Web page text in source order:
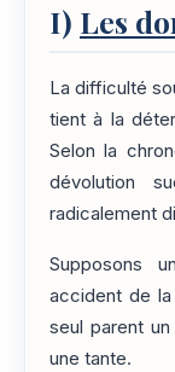
I) Les
La difficulté
tient à la
Selon la
dévolution
radicalement
Supposons
accident de la
seul parent
une tante.